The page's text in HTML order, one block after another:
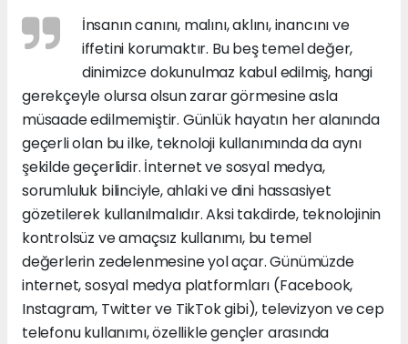
İnsanın canını, malını, aklını, inancını ve
iffetini korumaktır. Bu beş temel değer,
dinimizce dokunulmaz kabul edilmiş, hangi
gerekçeyle olursa olsun zarar görmesine asla
müsaade edilmemiştir. Günlük hayatın her alanında
geçerli olan bu ilke, teknoloji kullanımında da aynı
şekilde geçerlidir. İnternet ve sosyal medya,
sorumluluk bilinciyle, ahlaki ve dini hassasiyet
gözetilerek kullanılmalıdır. Aksi takdirde, teknolojinin
kontrolsüz ve amaçsız kullanımı, bu temel
değerlerin zedelenmesine yol açar. Günümüzde
internet, sosyal medya platformları (Facebook,
Instagram, Twitter ve TikTok gibi), televizyon ve cep
telefonu kullanımı, özellikle gençler arasında